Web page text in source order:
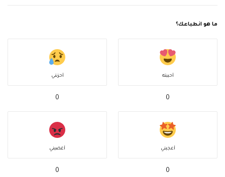
ما هو انطباعك؟
أحببته
0
أحزنني
0
أعجبني
0
أغضبني
0